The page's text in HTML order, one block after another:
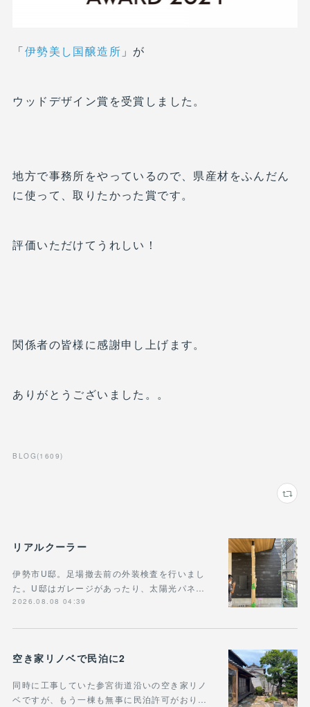
「伊勢美し国醸造所 」が
ウッドデザイン賞を受賞しました。
地方で事務所をやっているので、県産材をふんだん
に使って、取りたかった賞です。
評価いただけてうれしい！
関係者の皆様に感謝申し上げます。
ありがとうございました。。
BLOG (1609)
リアルクーラー
伊勢市U邸。足場撤去前の外装検査を行いまし
た。U邸はガレージがあったり、太陽光パネ…
2026.08.08 04:39
空き家リノベで民泊に2
同時に工事していた参宮街道沿いの空き家リノ
ベですが、もう一棟も無事に民泊許可がおり…